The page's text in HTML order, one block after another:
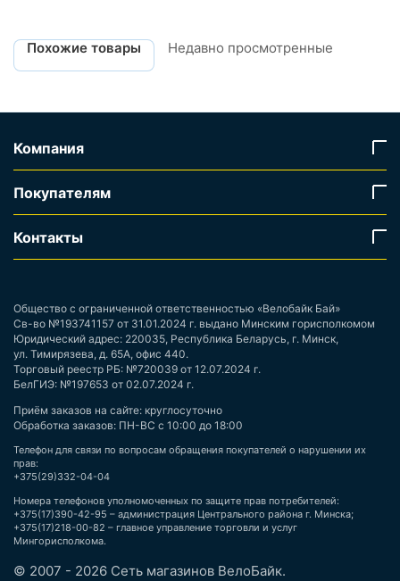
Похожие товары Недавно просмотренные
Компания
Покупателям
Контакты
Общество с ограниченной ответственностью «Велобайк Бай»
Св-во №193741157 от 31.01.2024 г. выдано Минским горисполкомом
Юридический адрес: 220035, Республика Беларусь, г. Минск,
ул. Тимирязева, д. 65А, офис 440.
Торговый реестр РБ: №720039 от 12.07.2024 г.
БелГИЭ: №197653 от 02.07.2024 г.
Приём заказов на сайте: круглосуточно
Обработка заказов: ПН-ВС с 10:00 до 18:00
Телефон для связи по вопросам обращения покупателей о нарушении их
прав:
+375(29)332-04-04
Номера телефонов уполномоченных по защите прав потребителей:
+375(17)390-42-95 – администрация Центрального района г. Минска;
+375(17)218-00-82 – главное управление торговли и услуг
Мингорисполкома.
© 2007 - 2026 Сеть магазинов ВелоБайк.